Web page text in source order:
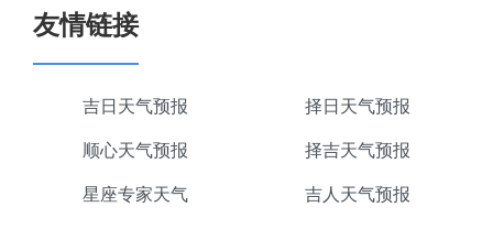
友情链接
吉日天气预报 择日天气预报
顺心天气预报 择吉天气预报
星座专家天气 吉人天气预报